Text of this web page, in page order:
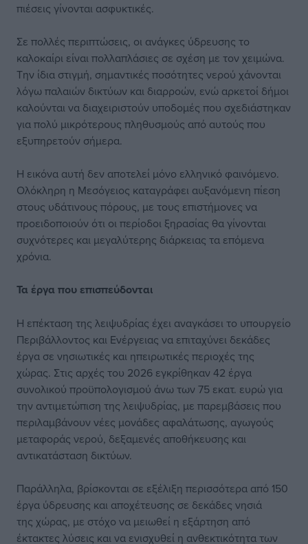
πιέσεις γίνονται ασφυκτικές.
Σε πολλές περιπτώσεις, οι ανάγκες ύδρευσης το
καλοκαίρι είναι πολλαπλάσιες σε σχέση με τον χειμώνα.
Την ίδια στιγμή, σημαντικές ποσότητες νερού χάνονται
λόγω παλαιών δικτύων και διαρροών, ενώ αρκετοί δήμοι
καλούνται να διαχειριστούν υποδομές που σχεδιάστηκαν
για πολύ μικρότερους πληθυσμούς από αυτούς που
εξυπηρετούν σήμερα.
Η εικόνα αυτή δεν αποτελεί μόνο ελληνικό φαινόμενο.
Ολόκληρη η Μεσόγειος καταγράφει αυξανόμενη πίεση
στους υδάτινους πόρους, με τους επιστήμονες να
προειδοποιούν ότι οι περίοδοι ξηρασίας θα γίνονται
συχνότερες και μεγαλύτερης διάρκειας τα επόμενα
χρόνια.
Τα έργα που επισπεύδονται
Η επέκταση της λειψυδρίας έχει αναγκάσει το υπουργείο
Περιβάλλοντος και Ενέργειας να επιταχύνει δεκάδες
έργα σε νησιωτικές και ηπειρωτικές περιοχές της
χώρας. Στις αρχές του 2026 εγκρίθηκαν 42 έργα
συνολικού προϋπολογισμού άνω των 75 εκατ. ευρώ για
την αντιμετώπιση της λειψυδρίας, με παρεμβάσεις που
περιλαμβάνουν νέες μονάδες αφαλάτωσης, αγωγούς
μεταφοράς νερού, δεξαμενές αποθήκευσης και
αντικατάσταση δικτύων.
Παράλληλα, βρίσκονται σε εξέλιξη περισσότερα από 150
έργα ύδρευσης και αποχέτευσης σε δεκάδες νησιά
της χώρας, με στόχο να μειωθεί η εξάρτηση από
έκτακτες λύσεις και να ενισχυθεί η ανθεκτικότητα των